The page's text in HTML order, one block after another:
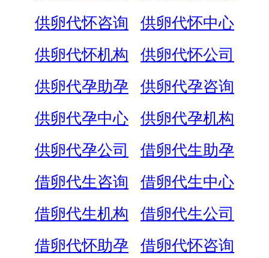
供卵代怀咨询
供卵代怀中心
供卵代怀机构
供卵代怀公司
供卵代孕助孕
供卵代孕咨询
供卵代孕中心
供卵代孕机构
供卵代孕公司
借卵代生助孕
借卵代生咨询
借卵代生中心
借卵代生机构
借卵代生公司
借卵代怀助孕
借卵代怀咨询